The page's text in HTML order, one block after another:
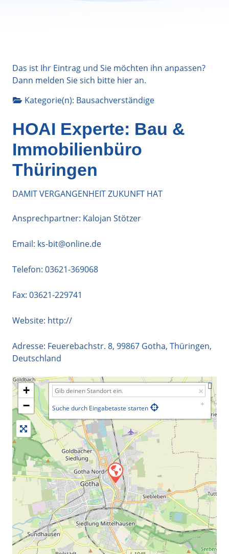
Das ist Ihr Eintrag und Sie möchten ihn anpassen?
Dann melden Sie sich bitte hieran.
Kategorie(n): Bausachverständige
HOAI Experte: Bau &
Immobilienbüro
Thüringen
DAMIT VERGANGENHEIT ZUKUNFT HAT
Ansprechpartner: Kalojan Stötzer
Email: ks-bit@online.de
Telefon: 03621-369068
Fax: 03621-229741
Website: http://
Adresse: Feuerebachstr. 8, 99867 Gotha, Thüringen,
Deutschland
+
−
Suche durch Eingabetaste starten